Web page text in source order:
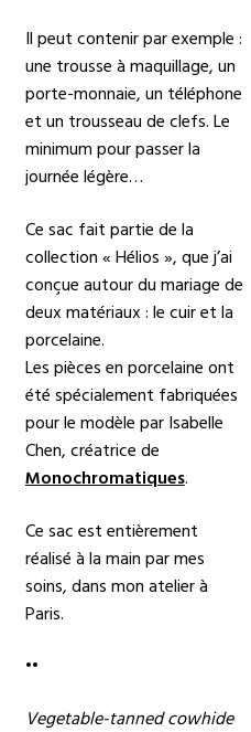
Il peut contenir par exemple :
une trousse à maquillage, un
porte-monnaie, un téléphone
et un trousseau de clefs. Le
minimum pour passer la
journée légère…
Ce sac fait partie de la
collection « Hélios », que j’ai
conçue autour du mariage de
deux matériaux : le cuir et la
porcelaine.
Les pièces en porcelaine ont
été spécialement fabriquées
pour le modèle par Isabelle
Chen, créatrice de
Monochromatiques.
Ce sac est entièrement
réalisé à la main par mes
soins, dans mon atelier à
Paris.
••
Vegetable-tanned cowhide